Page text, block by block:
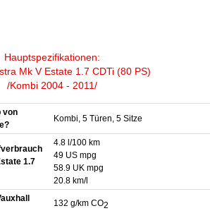
Hauptspezifikationen:
Mk V Estate 1.7 CDTi (80 PS)
/Kombi 2004 - 2011/
von
Kombi, 5 Türen, 5 Sitze
1.7
4.8 l/100 km
49 US mpg
58.9 UK mpg
20.8 km/l
132 g/km CO2